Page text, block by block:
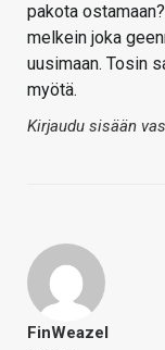
pakota
melkein joka
uusimaan. Tosin
myötä.
Kirjaudu sisään
FinWeazel